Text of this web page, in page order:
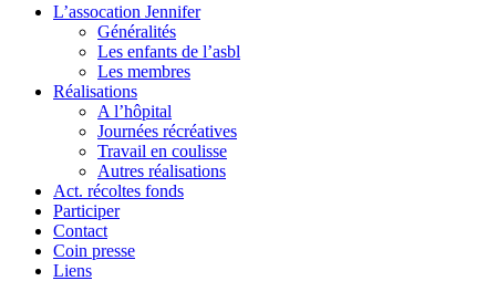
L’assocation Jennifer
Généralités
Les enfants de l’asbl
Les membres
Réalisations
A l’hôpital
Journées récréatives
Travail en coulisse
Autres réalisations
Act. récoltes fonds
Participer
Contact
Coin presse
Liens